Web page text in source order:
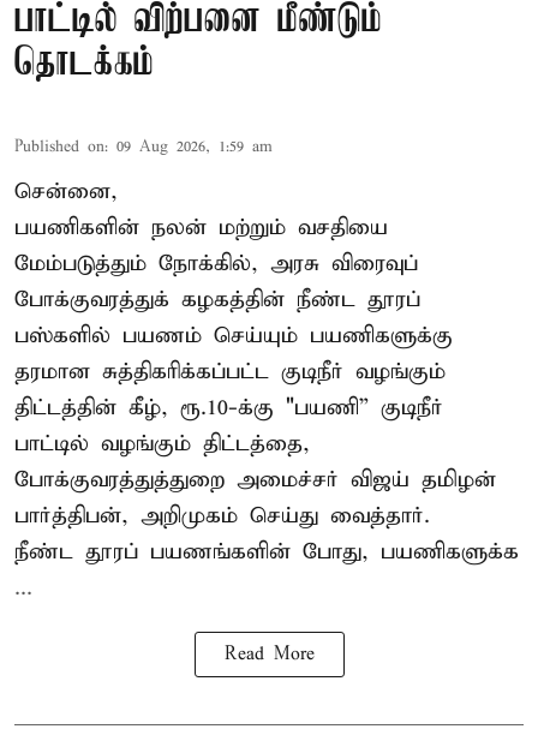
பாட்டில் விற்பனை மீண்டும்
தொடக்கம்
Published on: 09 Aug 2026, 1:59 am
சென்னை,
பயணிகளின் நலன் மற்றும் வசதியை
மேம்படுத்தும் நோக்கில், அரசு விரைவுப்
போக்குவரத்துக் கழகத்தின் நீண்ட தூரப்
பஸ்களில் பயணம் செய்யும் பயணிகளுக்கு
தரமான சுத்திகரிக்கப்பட்ட குடிநீர் வழங்கும்
திட்டத்தின் கீழ், ரூ.10-க்கு "பயணி” குடிநீர்
பாட்டில் வழங்கும் திட்டத்தை,
போக்குவரத்துத்துறை அமைச்சர் விஜய் தமிழன்
பார்த்திபன், அறிமுகம் செய்து வைத்தார்.
நீண்ட தூரப் பயணங்களின் போது, பயணிகளுக்க
...
Read More